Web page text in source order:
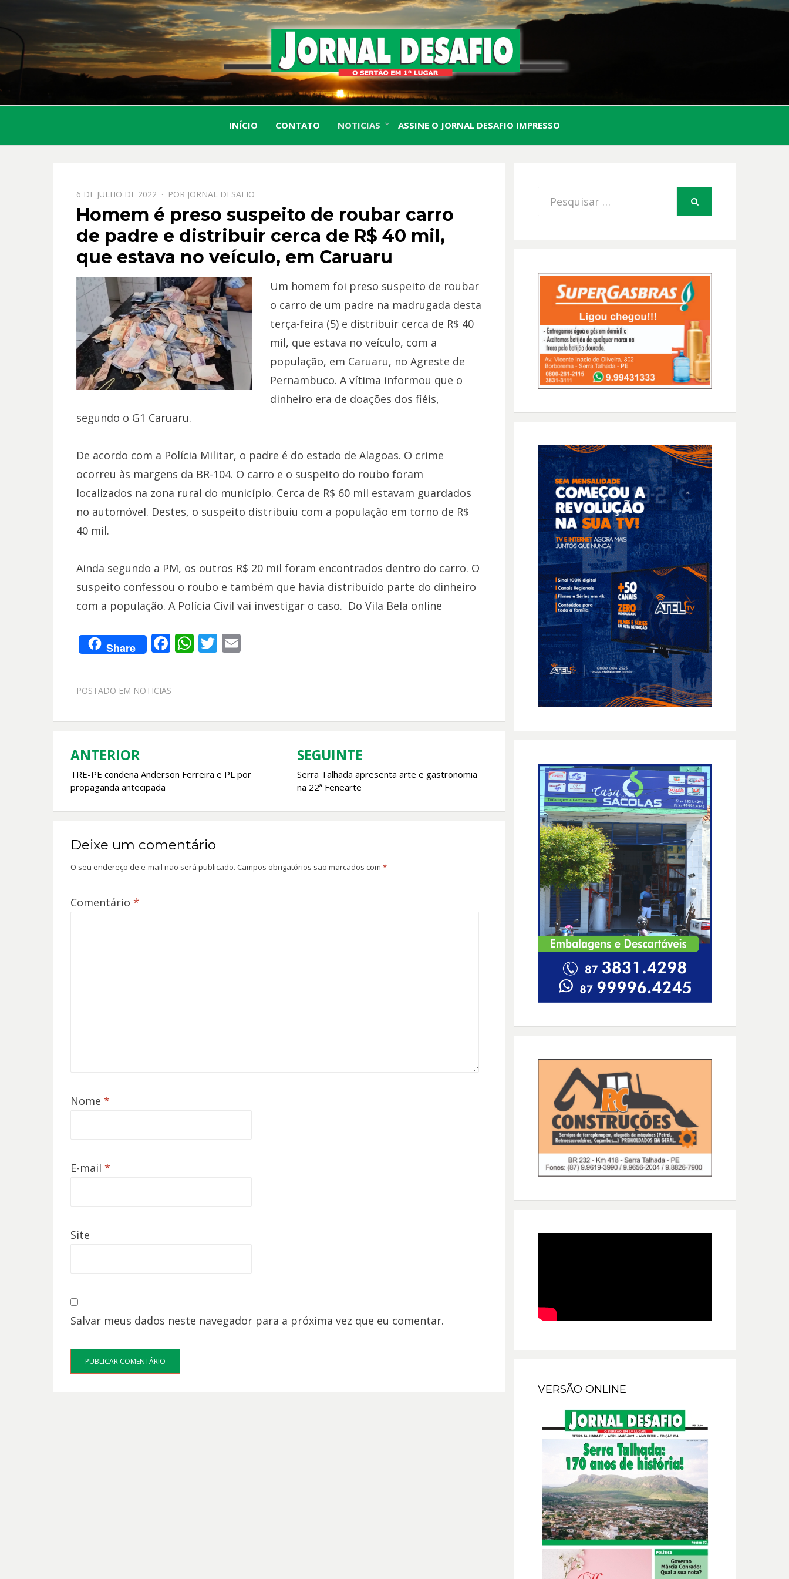
JORNAL
DESAFIO
O Sertão em 1º Lugar
INÍCIO CONTATO NOTICIAS ASSINE O JORNAL DESAFIO IMPRESSO
PPOSTADO
EM
6 DE JULHO DE 2022 POR JORNAL DESAFIO
Homem é preso suspeito de roubar carro
de padre e distribuir cerca de R$ 40 mil,
que estava no veículo, em Caruaru
Um homem foi preso suspeito de roubar
o carro de um padre na madrugada desta
terça-feira (5) e distribuir cerca de R$ 40
mil, que estava no veículo, com a
população, em Caruaru, no Agreste de
Pernambuco. A vítima informou que o
dinheiro era de doações dos fiéis,
segundo o G1 Caruaru.
De acordo com a Polícia Militar, o padre é do estado de Alagoas. O crime
ocorreu às margens da BR-104. O carro e o suspeito do roubo foram
localizados na zona rural do município. Cerca de R$ 60 mil estavam guardados
no automóvel. Destes, o suspeito distribuiu com a população em torno de R$
40 mil.
Ainda segundo a PM, os outros R$ 20 mil foram encontrados dentro do carro. O
suspeito confessou o roubo e também que havia distribuído parte do dinheiro
com a população. A Polícia Civil vai investigar o caso. Do Vila Bela online
Share F
b
o
W
A
T E
POSTADO EM NOTICIAS
Navegação
de
ANTERIOR
TRE-PE condena Anderson Ferreira e PL por
propaganda antecipada
SEGUINTE
Serra Talhada apresenta arte e gastronomia
na 22ª Fenearte
Deixe um comentário
O seu endereço de e-mail não será publicado. Campos obrigatórios são marcados com *
Comentário *
Nome *
E-mail *
Site
Salvar meus dados neste navegador para a próxima vez que eu comentar.
Procurar
VERSÃO ONLINE